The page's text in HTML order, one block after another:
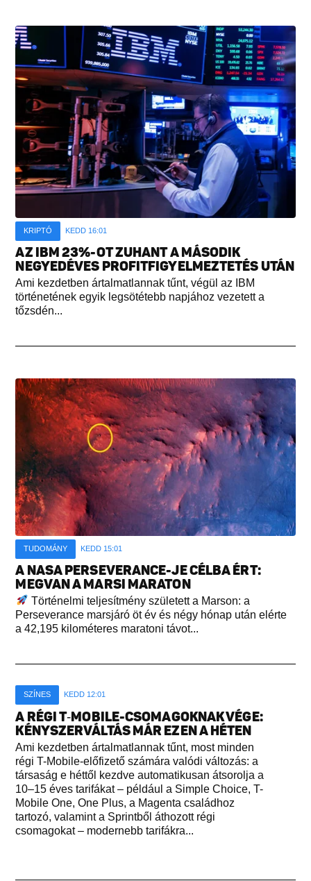
KRIPTÓ KEDD 16:01
AZ IBM 23%-OT ZUHANT A MÁSODIK
NEGYEDÉVES PROFITFIGYELMEZTETÉS UTÁN
Ami kezdetben ártalmatlannak tűnt, végül az IBM
történetének egyik legsötétebb napjához vezetett a
tőzsdén...
TUDOMÁNY KEDD 15:01
A NASA PERSEVERANCE-JE CÉLBA ÉRT:
MEGVAN A MARSI MARATON
Történelmi teljesítmény született a Marson: a
Perseverance marsjáró öt év és négy hónap után elérte
a 42,195 kilométeres maratoni távot...
SZÍNES KEDD 12:01
A RÉGI T‑MOBILE-CSOMAGOKNAK VÉGE:
KÉNYSZERVÁLTÁS MÁR EZEN A HÉTEN
Ami kezdetben ártalmatlannak tűnt, most minden
régi T-Mobile-előfizető számára valódi változás: a
társaság e héttől kezdve automatikusan átsorolja a
10–15 éves tarifákat – például a Simple Choice, T-
Mobile One, One Plus, a Magenta családhoz
tartozó, valamint a Sprintből áthozott régi
csomagokat – modernebb tarifákra...